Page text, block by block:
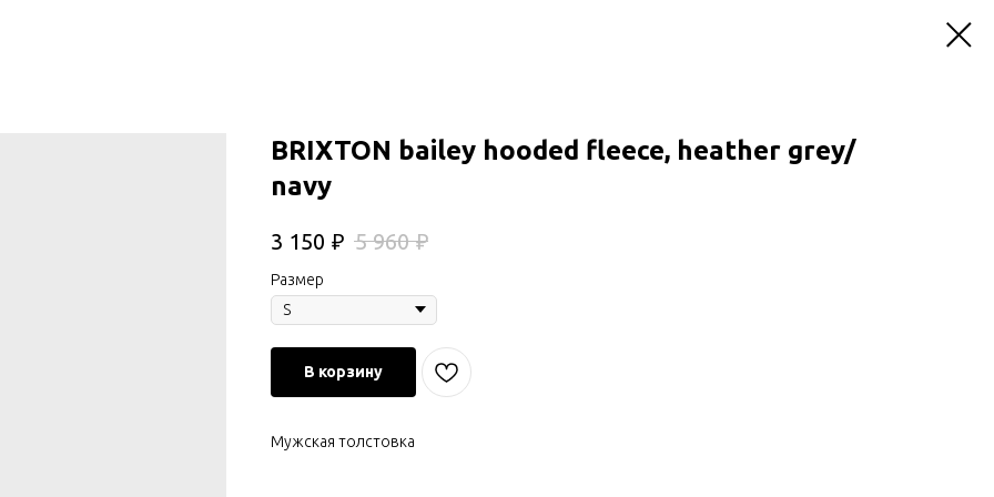
BRIXTON bailey hooded fleece, heather grey/
navy
3 150 ₽ 5 960 ₽
Размер
В корзину
Мужская толстовка